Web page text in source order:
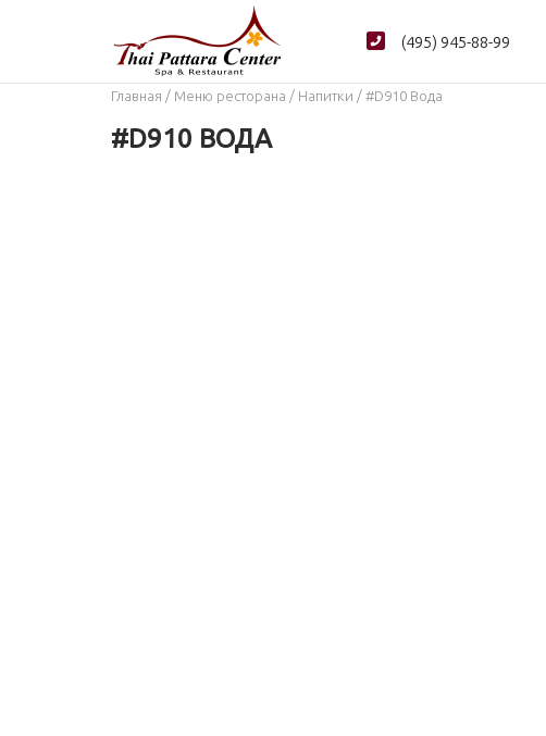
(495) 945-88-99
Главная / Меню ресторана / Напитки / #D910 Вода
#D910 ВОДА